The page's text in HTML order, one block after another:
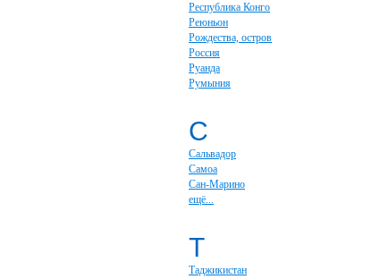
Республика Конго
Реюньон
Рождества, остров
Россия
Руанда
Румыния
С
Сальвадор
Самоа
Сан-Марино
ещё...
Т
Таджикистан